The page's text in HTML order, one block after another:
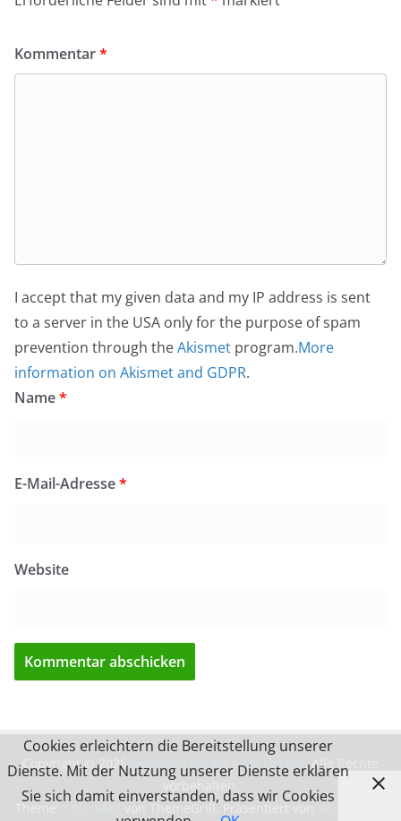
Kommentar*
I accept that my given data and my IP address is sent
to a server in the USA only for the purpose of spam
prevention through theAkismet program.More
information on Akismet and GDPR.
Name*
E-Mail-Adresse*
Website
Copyright © 2026 Seibukan Karate Dojo Hartha
. Alle Rechte
vorbehalten.
von ThemeGrill. Präsentiert von
Cookies erleichtern die Bereitstellung unserer
Dienste. Mit der Nutzung unserer Dienste erklären
Sie sich damit einverstanden, dass wir Cookies